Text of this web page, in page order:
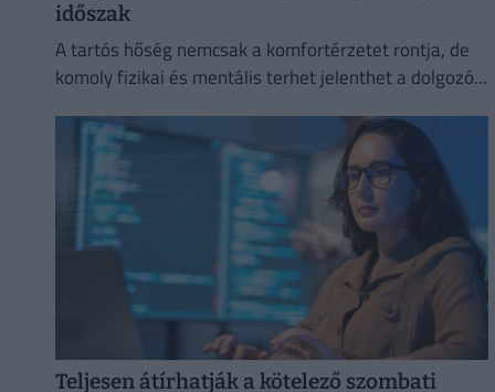
időszak
A tartós hőség nemcsak a komfortérzetet rontja, de
komoly fizikai és mentális terhet jelenthet a dolgozók
Teljesen átírhatják a kötelező szombati